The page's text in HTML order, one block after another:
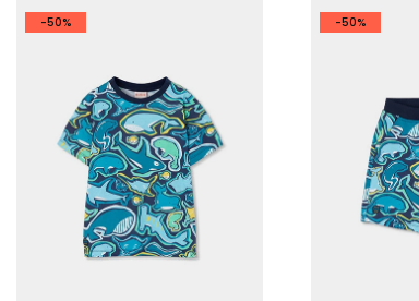
-50% -50%